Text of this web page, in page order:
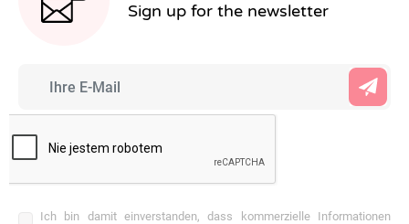
Sign up for the newsletter
Ich bin damit einverstanden, dass kommerzielle Informationen